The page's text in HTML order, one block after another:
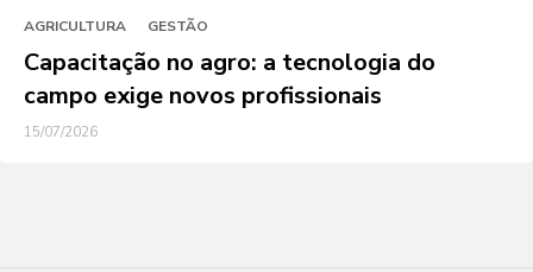
AGRICULTURA GESTÃO
Capacitação no agro: a tecnologia do
campo exige novos profissionais
15/07/2026